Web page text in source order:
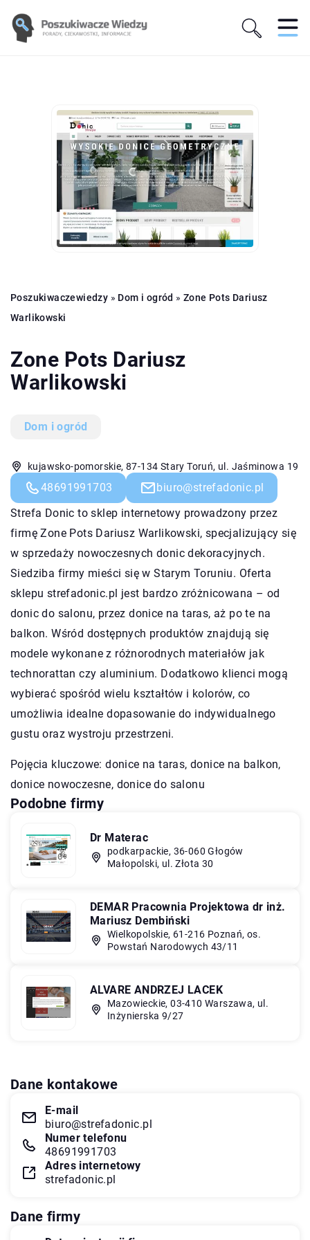
Poszukiwaczewiedzy » Dom i ogród »Zone Pots Dariusz
Warlikowski
Zone Pots Dariusz
Warlikowski
Dom i ogród
kujawsko-pomorskie, 87-134 Stary Toruń, ul. Jaśminowa 19
48691991703
biuro@strefadonic.pl
Strefa Donic to sklep internetowy prowadzony przez
firmę Zone Pots Dariusz Warlikowski, specjalizujący się
w sprzedaży nowoczesnych donic dekoracyjnych.
Siedziba firmy mieści się w Starym Toruniu. Oferta
sklepu strefadonic.pl jest bardzo zróżnicowana – od
donic do salonu, przez donice na taras, aż po te na
balkon. Wśród dostępnych produktów znajdują się
modele wykonane z różnorodnych materiałów jak
technorattan czy aluminium. Dodatkowo klienci mogą
wybierać spośród wielu kształtów i kolorów, co
umożliwia idealne dopasowanie do indywidualnego
gustu oraz wystroju przestrzeni.
Pojęcia kluczowe: donice na taras, donice na balkon,
donice nowoczesne, donice do salonu
Podobne firmy
Dr Materac
podkarpackie, 36-060 Głogów
Małopolski, ul. Złota 30
DEMAR Pracownia Projektowa dr inż.
Mariusz Dembiński
Wielkopolskie, 61-216 Poznań, os.
Powstań Narodowych 43/11
ALVARE ANDRZEJ LACEK
Mazowieckie, 03-410 Warszawa, ul.
Inżynierska 9/27
Dane kontakowe
E-mail
biuro@strefadonic.pl
Numer telefonu
48691991703
Adres internetowy
strefadonic.pl
Dane firmy